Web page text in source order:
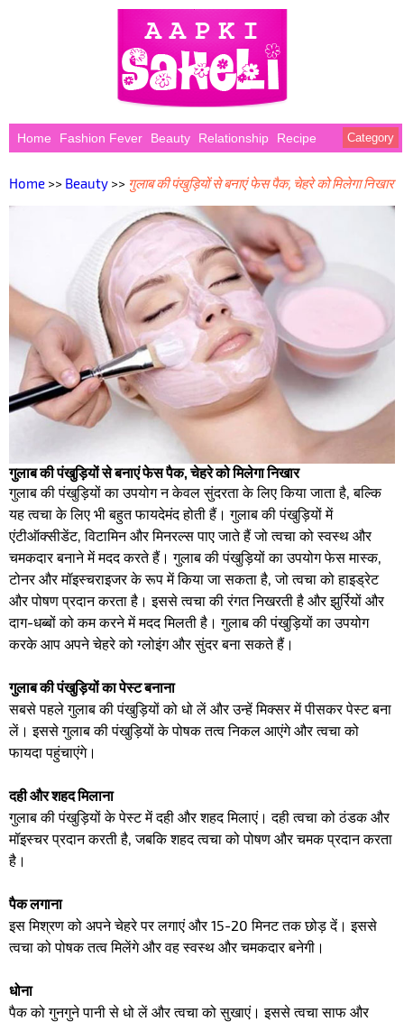
Home Fashion Fever Beauty Relationship Recipe Category
Home >> Beauty >> गुलाब की पंखुड़ियों से बनाएं फेस पैक, चेहरे को मिलेगा निखार
गुलाब की पंखुड़ियों से बनाएं फेस पैक, चेहरे को मिलेगा निखार
गुलाब की पंखुड़ियों का उपयोग न केवल सुंदरता के लिए किया जाता है, बल्कि
यह त्वचा के लिए भी बहुत फायदेमंद होती हैं। गुलाब की पंखुड़ियों में
एंटीऑक्सीडेंट, विटामिन और मिनरल्स पाए जाते हैं जो त्वचा को स्वस्थ और
चमकदार बनाने में मदद करते हैं। गुलाब की पंखुड़ियों का उपयोग फेस मास्क,
टोनर और मॉइस्चराइजर के रूप में किया जा सकता है, जो त्वचा को हाइड्रेट
और पोषण प्रदान करता है। इससे त्वचा की रंगत निखरती है और झुर्रियों और
दाग-धब्बों को कम करने में मदद मिलती है। गुलाब की पंखुड़ियों का उपयोग
करके आप अपने चेहरे को ग्लोइंग और सुंदर बना सकते हैं।
गुलाब की पंखुड़ियों का पेस्ट बनाना
सबसे पहले गुलाब की पंखुड़ियों को धो लें और उन्हें मिक्सर में पीसकर पेस्ट बना
लें। इससे गुलाब की पंखुड़ियों के पोषक तत्व निकल आएंगे और त्वचा को
फायदा पहुंचाएंगे।
दही और शहद मिलाना
गुलाब की पंखुड़ियों के पेस्ट में दही और शहद मिलाएं। दही त्वचा को ठंडक और
मॉइस्चर प्रदान करती है, जबकि शहद त्वचा को पोषण और चमक प्रदान करता
है।
पैक लगाना
इस मिश्रण को अपने चेहरे पर लगाएं और 15-20 मिनट तक छोड़ दें। इससे
त्वचा को पोषक तत्व मिलेंगे और वह स्वस्थ और चमकदार बनेगी।
धोना
पैक को गुनगुने पानी से धो लें और त्वचा को सुखाएं। इससे त्वचा साफ और